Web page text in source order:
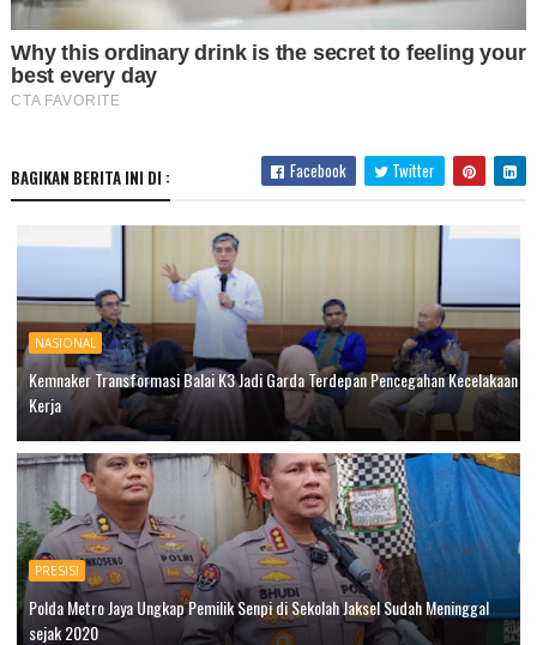
BAGIKAN BERITA INI DI : Facebook Twitter
NASIONAL
Kemnaker Transformasi Balai K3 Jadi Garda Terdepan Pencegahan Kecelakaan
Kerja
PRESISI
Polda Metro Jaya Ungkap Pemilik Senpi di Sekolah Jaksel Sudah Meninggal
sejak 2020